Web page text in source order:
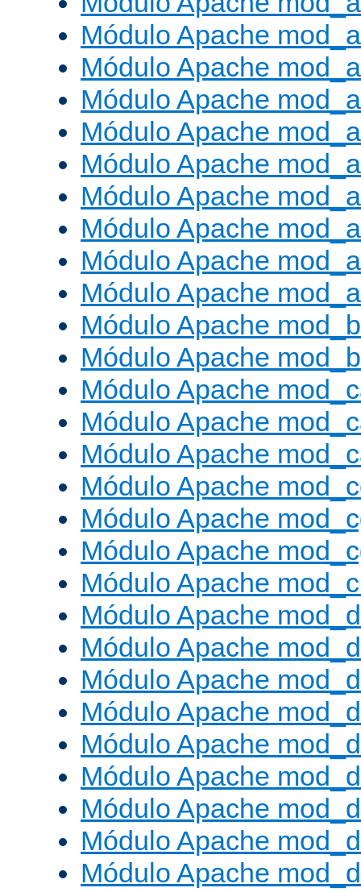
Módulo Apache
Módulo Apache
Módulo Apache
Módulo Apache
Módulo Apache
Módulo Apache
Módulo Apache
Módulo Apache
Módulo Apache
Módulo Apache
Módulo Apache
Módulo Apache
Módulo Apache
Módulo Apache
Módulo Apache
Módulo Apache
Módulo Apache
Módulo Apache
Módulo Apache
Módulo Apache
Módulo Apache
Módulo Apache
Módulo Apache
Módulo Apache
Módulo Apache
Módulo Apache
Módulo Apache